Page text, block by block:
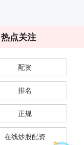
热点关注
配资
排名
正规
在线炒股配资